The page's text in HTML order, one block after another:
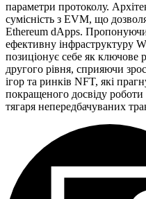
параметри протоколу.
сумісність з EVM, що
Ethereum dApps.
ефективну інфраструктуру
позиціонує себе як ключове
другого рівня, сприяючи
ігор та ринків NFT, які
покращеного досвіду
тягаря непередбачуваних